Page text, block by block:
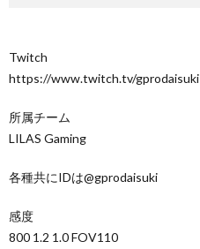
Twitch
https://www.twitch.tv/gprodaisuki
所属チーム
LILAS Gaming
各種共にIDは@gprodaisuki
感度
800 1.2 1.0 FOV110